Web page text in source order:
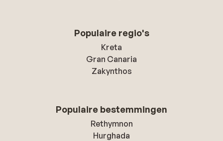
Populaire regio's
Kreta
Gran Canaria
Zakynthos
Populaire bestemmingen
Rethymnon
Hurghada